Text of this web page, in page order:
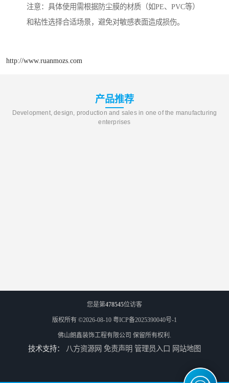
注意：具体使用需根据防尘膜的材质（如PE、PVC等）
和粘性选择合适场景，避免对敏感表面造成损伤。
http://www.ruanmozs.com
产品推荐
Development, design, production and sales in one of the manufacturing
enterprises
您是第478545位访客
版权所有 ©2026-08-10 粤ICP备2025390040号-1
佛山朗鑫装饰工程有限公司 保留所有权利.
技术支持： 八方资源网 免责声明 管理员入口 网站地图